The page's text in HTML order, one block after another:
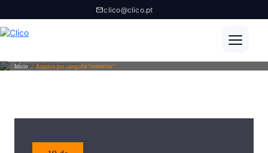
clico@clico.pt
Category Archive contactos
Início / Arquivo por categoria "contactos"